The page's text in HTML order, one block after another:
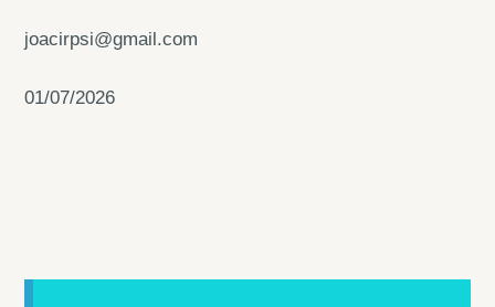
joacirpsi@gmail.com
01/07/2026